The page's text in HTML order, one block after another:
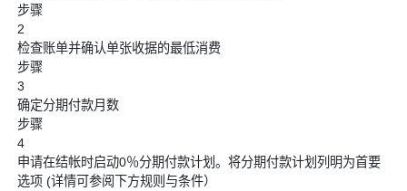
步骤
2
检查账单并确认单张收据的最低消费
步骤
3
确定分期付款月数
步骤
4
申请在结帐时启动0％分期付款计划。将分期付款计划列明为首要
选项 (详情可参阅下方规则与条件）